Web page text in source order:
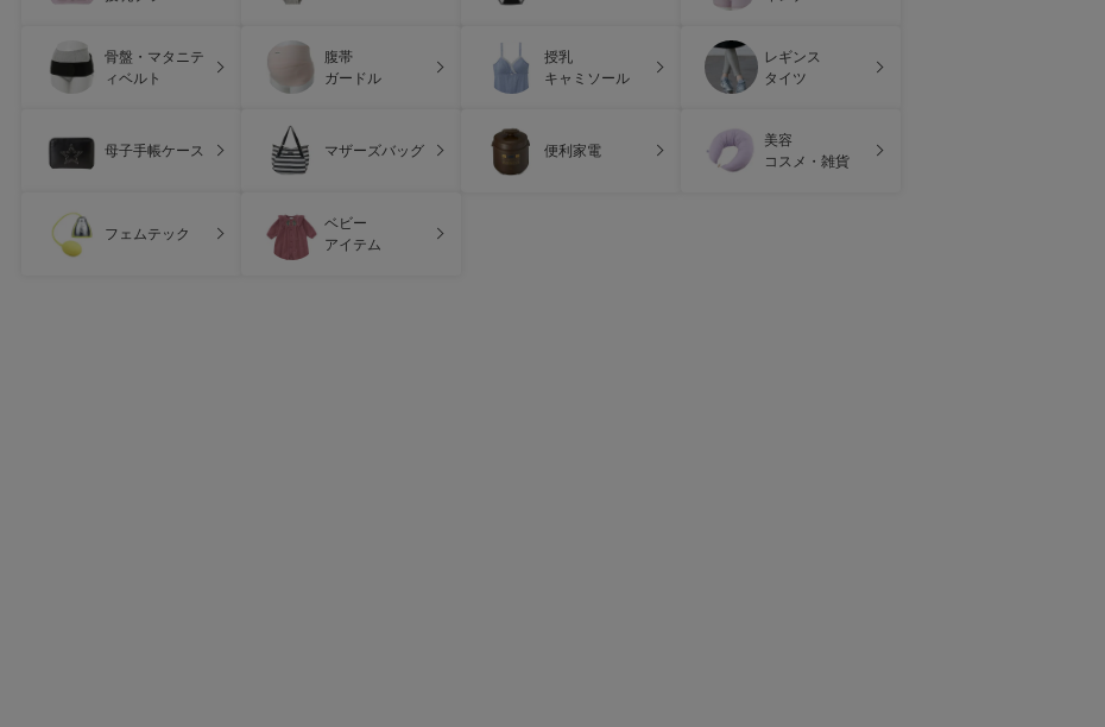
骨盤・マタニテ
ィベルト
腹帯
ガードル
授乳
キャミソール
レギンス
タイツ
母子手帳ケース マザーズバッグ 便利家電
美容
コスメ・雑貨
フェムテック
ベビー
アイテム